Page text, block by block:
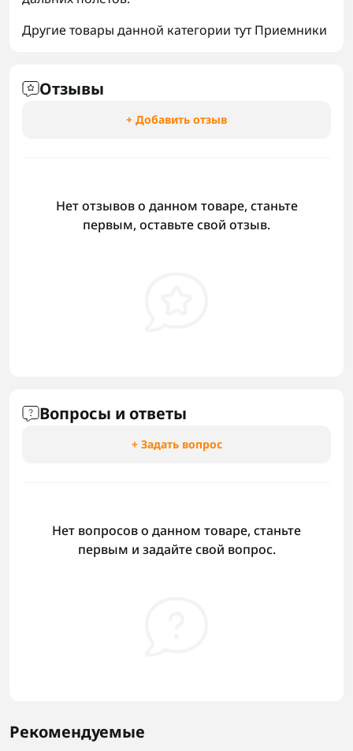
Другие товары данной категории тутПриемники
Отзывы
+ Добавить отзыв
Нет отзывов о данном товаре, станьте
первым, оставьте свой отзыв.
Вопросы и ответы
+ Задать вопрос
Нет вопросов о данном товаре, станьте
первым и задайте свой вопрос.
Рекомендуемые